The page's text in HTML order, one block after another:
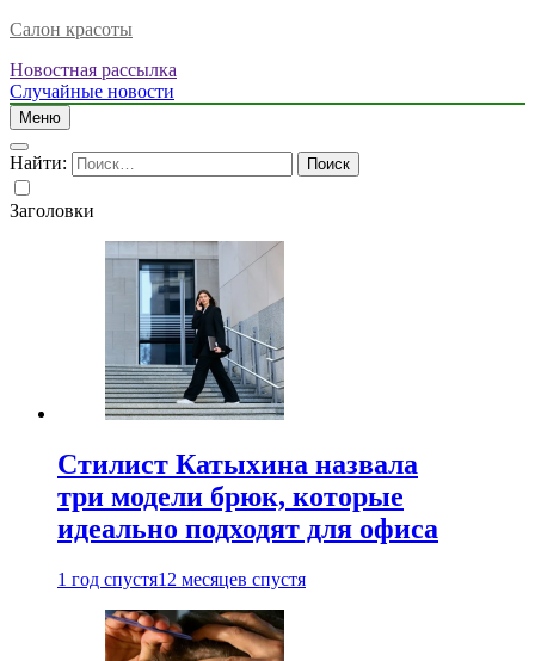
Салон красоты
Новостная рассылка
Случайные новости
Меню
Найти:
Заголовки
Стилист Катыхина назвала
три модели брюк, которые
идеально подходят для офиса
1 год спустя12 месяцев спустя